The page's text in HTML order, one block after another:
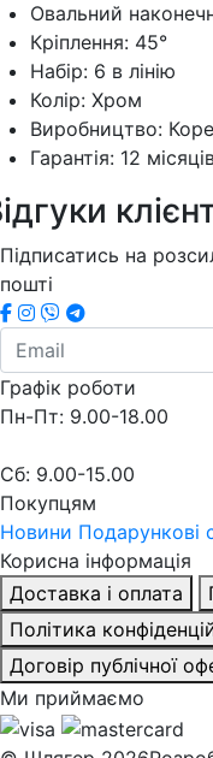
Овальний
Кріплення: 45°
Набір: 6 в лінію
Колір: Хром
Виробництво:
Гарантія: 12
Підписатись на
пошті
Графік роботи
Пн-Пт: 9.00-18.00
Сб: 9.00-15.00
Покупцям
Новини Подарункові
Корисна інформація
Доставка і оплата
Політика
Договір публічної
Ми приймаємо